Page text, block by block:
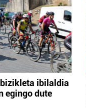
ibilaldia
egingo dute